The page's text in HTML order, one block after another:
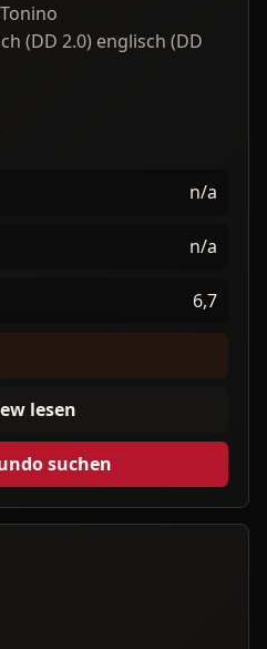
(DD 2.0) englisch (DD
n/a
n/a
6,7
lesen
suchen